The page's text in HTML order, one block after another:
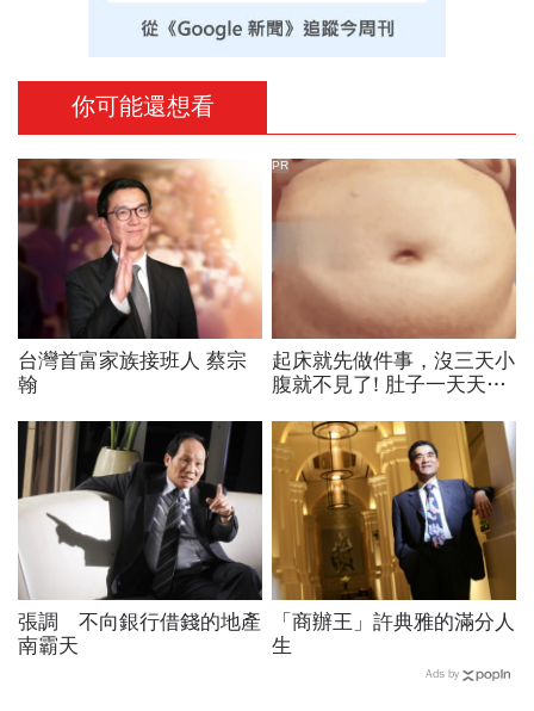
你可能還想看
台灣首富家族接班人 蔡宗
翰
起床就先做件事，沒三天小
腹就不見了! 肚子一天天變
PR
張調 不向銀行借錢的地產
南霸天
「商辦王」許典雅的滿分人
生
Ads by